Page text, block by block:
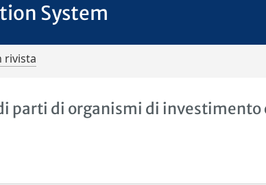
System
rivista
di organismi di investimento